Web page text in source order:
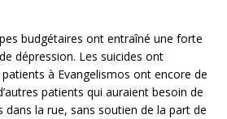
budgétaires ont entraîné une forte
dépression. Les suicides ont
à Evangelismos ont encore de
patients qui auraient besoin de
la rue, sans soutien de la part de